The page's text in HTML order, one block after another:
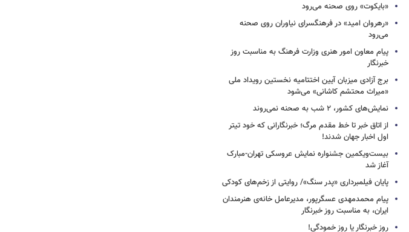
«بایکوت» روی صحنه می‌رود
«رهروان امید» در فرهنگسرای نیاوران روی صحنه
می‌رود
پیام معاون امور هنری وزارت فرهنگ به مناسبت روز
خبرنگار
برج آزادی میزبان آیین اختتامیه نخستین رویداد ملی
«میراث محتشم کاشانی» می‌شود
نمایش‌های کشور، ٢ شب به صحنه نمی‌روند
از اتاق خبر تا خط مقدم مرگ؛ خبرنگارانی که خود تیتر
اول اخبار جهان شدند!
بیست‌ویکمین جشنواره نمایش عروسکی تهران-مبارک
آغاز شد
پایان فیلمبرداری «پدر سنگ»/ روایتی از زخم‌های کودکی
پیام محمدمهدی عسگرپور، مدیرعامل خانه‌ی هنرمندان
ایران، به مناسبت روز خبرنگار
روز خبرنگار یا روز خمودگی!